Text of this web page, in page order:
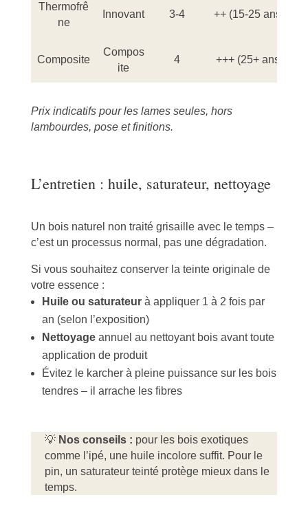
Thermofrê
ne
Innovant 3-4 ++ (15-25 ans)
Composite
Compos
ite
4 +++ (25+ ans)
Prix indicatifs pour les lames seules, hors
lambourdes, pose et finitions.
L’entretien : huile, saturateur, nettoyage
Un bois naturel non traité grisaille avec le temps –
c’est un processus normal, pas une dégradation.
Si vous souhaitez conserver la teinte originale de
votre essence :
Huile ou saturateurà appliquer 1 à 2 fois par
an (selon l’exposition)
Nettoyageannuel au nettoyant bois avant toute
application de produit
Évitez le karcher à pleine puissance sur les bois
tendres – il arrache les fibres
💡 Nos conseils : pour les bois exotiques
comme l’ipé, une huile incolore suffit. Pour le
pin, un saturateur teinté protège mieux dans le
temps.